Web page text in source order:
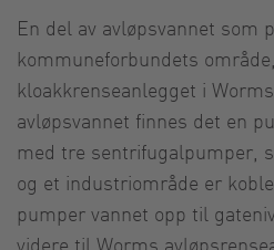
En del av avløpsvannet som
kommuneforbundets
kloakkrenseanlegget i
avløpsvannet finnes det en
med tre sentrifugalpumper,
og et industriområde er
pumper vannet opp til
videre til Worms